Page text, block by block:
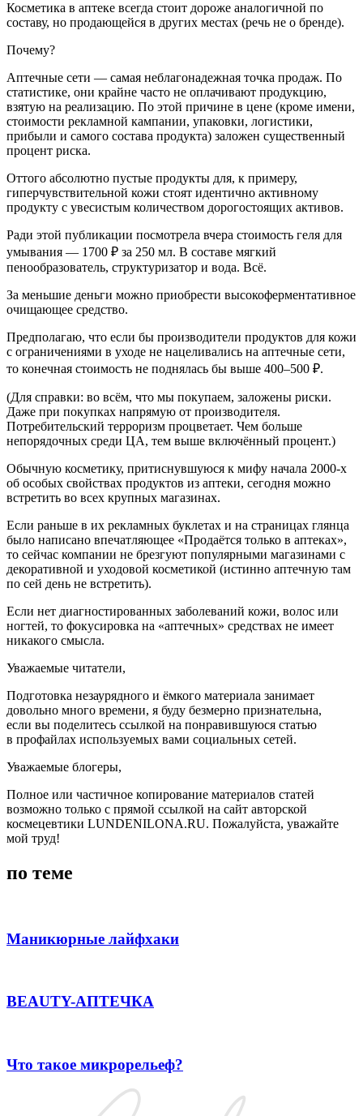
Косметика в аптеке всегда стоит дороже аналогичной по
составу, но продающейся в других местах (речь не о бренде).
Почему?
Аптечные сети — самая неблагонадежная точка продаж. По
статистике, они крайне часто не оплачивают продукцию,
взятую на реализацию. По этой причине в цене (кроме имени,
стоимости рекламной кампании, упаковки, логистики,
прибыли и самого состава продукта) заложен существенный
процент риска.
Оттого абсолютно пустые продукты для, к примеру,
гиперчувствительной кожи стоят идентично активному
продукту с увесистым количеством дорогостоящих активов.
Ради этой публикации посмотрела вчера стоимость геля для
умывания — 1700 ₽ за 250 мл. В составе мягкий
пенообразователь, структуризатор и вода. Всё.
За меньшие деньги можно приобрести высокоферментативное
очищающее средство.
Предполагаю, что если бы производители продуктов для кожи
с ограничениями в уходе не нацеливались на аптечные сети,
то конечная стоимость не поднялась бы выше 400–500 ₽.
(Для справки: во всём, что мы покупаем, заложены риски.
Даже при покупках напрямую от производителя.
Потребительский терроризм процветает. Чем больше
непорядочных среди ЦА, тем выше включённый процент.)
Обычную косметику, притиснувшуюся к мифу начала 2000-х
об особых свойствах продуктов из аптеки, сегодня можно
встретить во всех крупных магазинах.
Если раньше в их рекламных буклетах и на страницах глянца
было написано впечатляющее «Продаётся только в аптеках»,
то сейчас компании не брезгуют популярными магазинами с
декоративной и уходовой косметикой (истинно аптечную там
по сей день не встретить).
Если нет диагностированных заболеваний кожи, волос или
ногтей, то фокусировка на «аптечных» средствах не имеет
никакого смысла.
Уважаемые читатели,
Подготовка незаурядного и ёмкого материала занимает
довольно много времени, я буду безмерно признательна,
если вы поделитесь ссылкой на понравившуюся статью
в профайлах используемых вами социальных сетей.
Уважаемые блогеры,
Полное или частичное копирование материалов статей
возможно только с прямой ссылкой на сайт авторской
космецевтики LUNDENILONA.RU. Пожалуйста, уважайте
мой труд!
по теме
Маникюрные лайфхаки
BEAUTY-АПТЕЧКА
Что такое микрорельеф?